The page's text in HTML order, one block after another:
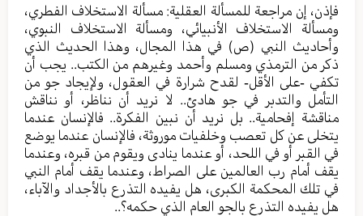
فإذن، إن مراجعة للمسألة العقلية: مسألة الاستخلاف الفطري،
ومسألة الاستخلاف الأنبيائي، ومسألة الاستخلاف النبوي،
وأحاديث النبي (ص) في هذا المجال، وهذا الحديث الذي
ذكر من الترمذي ومسلم وأحمد وغيرهم من الكتب.. يجب أن
تكفي -على الأقل- لقدح شرارة في العقول، ولإيجاد جو من
التأمل والتدبر في جو هادئ.. لا نريد أن نناظر، أو نناقش
مناقشة إفحامية.. بل نريد أن نبين الفكرة.. فالإنسان عندما
يتخلى عن كل تعصب وخلفيات موروثة، فالإنسان عندما يوضع
في القبر أو في اللحد، أو عندما ينادى ويقوم من قبره، وعندما
يقف أمام رب العالمين على الصراط، وعندما يقف أمام النبي
في تلك المحكمة الكبرى، هل يفيده التذرع بالأجداد والآباء،
هل يفيده التذرع بالجو العام الذي حكمه؟..